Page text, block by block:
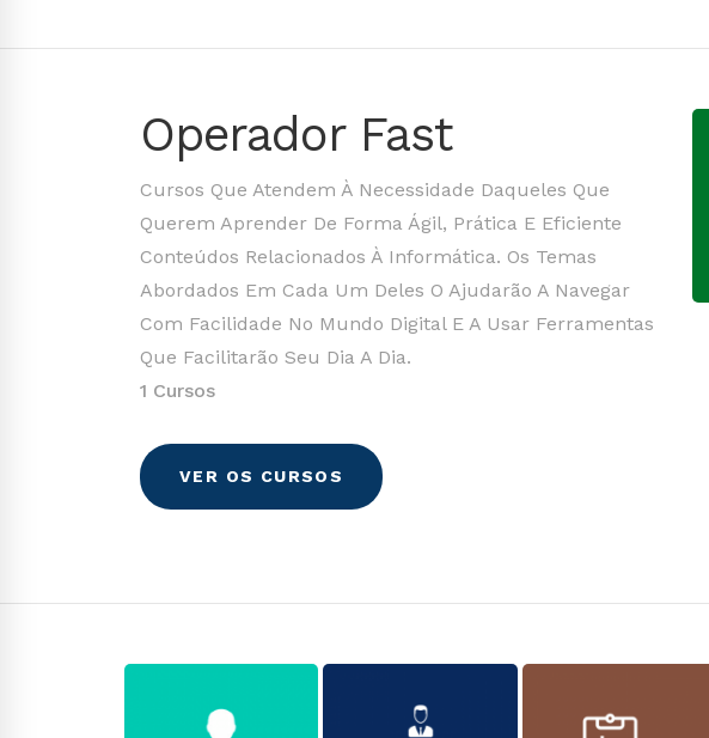
Operador Fast
Cursos Que Atendem À Necessidade Daqueles Que
Querem Aprender De Forma Ágil, Prática E Eficiente
Conteúdos Relacionados À Informática. Os Temas
Abordados Em Cada Um Deles O Ajudarão A Navegar
Com Facilidade No Mundo Digital E A Usar Ferramentas
Que Facilitarão Seu Dia A Dia.
1 Cursos
VER OS CURSOS